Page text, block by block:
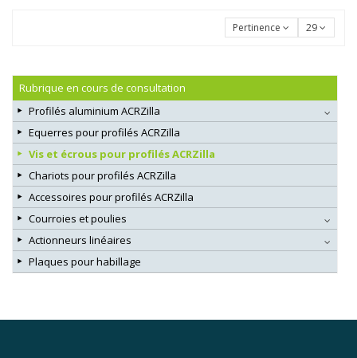
Pertinence 29
Rubrique en cours de consultation
Profilés aluminium ACRZilla
Equerres pour profilés ACRZilla
Vis et écrous pour profilés ACRZilla
Chariots pour profilés ACRZilla
Accessoires pour profilés ACRZilla
Courroies et poulies
Actionneurs linéaires
Plaques pour habillage